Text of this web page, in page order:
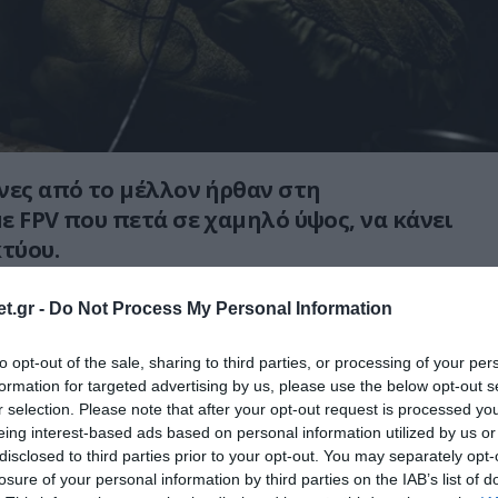
- Do Not Process My Personal Information
opt-out of the sale, sharing to third parties, or processing of your
for targeted advertising by us, please use the below opt-out
selection. Please note that after your opt-out request is processed
interest-based ads based on personal information utilized by us
to third parties prior to your opt-out. You may separately
of your personal information by third parties on the IAB’s list of
από το μέλλον ήρθαν στη
FPV που πετά σε χαμηλό ύψος, να κάνει
διακρίνεται ένα ΜΕΑ των ρωσικών
FPV drone flying very low through a street in
the Ukrainian city of Kherson.